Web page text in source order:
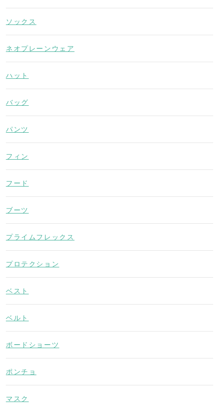
ソックス
ネオプレーンウェア
ハット
バッグ
パンツ
フィン
フード
ブーツ
プライムフレックス
プロテクション
ベスト
ベルト
ボードショーツ
ポンチョ
マスク